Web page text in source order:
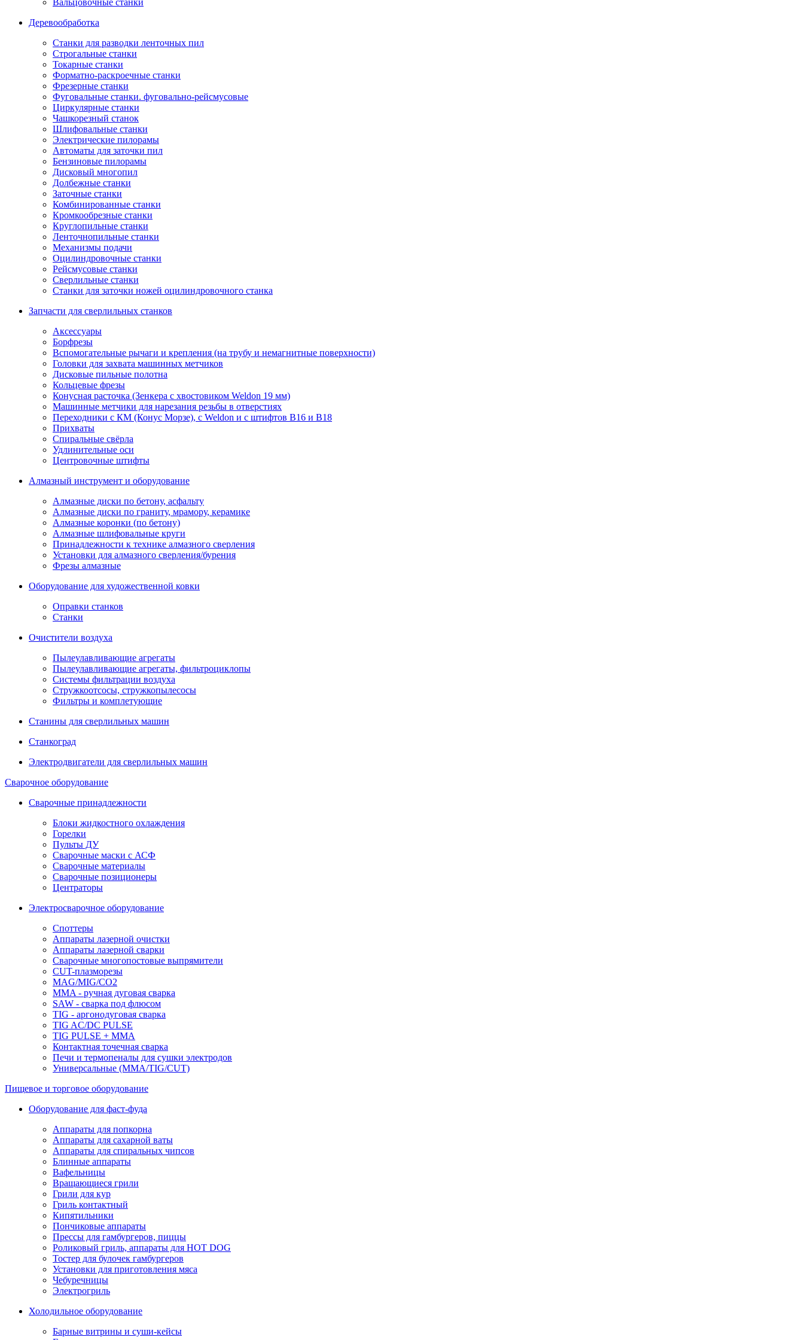
Вальцовочные станки
Деревообработка
Станки для разводки ленточных пил
Строгальные станки
Токарные станки
Форматно-раскроечные станки
Фрезерные станки
Фуговальные станки. фуговально-рейсмусовые
Циркулярные станки
Чашкорезный станок
Шлифовальные станки
Электрические пилорамы
Автоматы для заточки пил
Бензиновые пилорамы
Дисковый многопил
Долбежные станки
Заточные станки
Комбинированные станки
Кромкообрезные станки
Круглопильные станки
Ленточнопильные станки
Механизмы подачи
Оцилиндровочные станки
Рейсмусовые станки
Сверлильные станки
Станки для заточки ножей оцилиндровочного станка
Запчасти для сверлильных станков
Аксессуары
Борфрезы
Вспомогательные рычаги и крепления (на трубу и немагнитные поверхности)
Головки для захвата машинных метчиков
Дисковые пильные полотна
Кольцевые фрезы
Конусная расточка (Зенкера с хвостовиком Weldon 19 мм)
Машинные метчики для нарезания резьбы в отверстиях
Переходники с КМ (Конус Морзе), с Weldon и с штифтов В16 и В18
Прихваты
Спиральные свёрла
Удлинительные оси
Центровочные штифты
Алмазный инструмент и оборудование
Алмазные диски по бетону, асфальту
Алмазные диски по граниту, мрамору, керамике
Алмазные коронки (по бетону)
Алмазные шлифовальные круги
Принадлежности к технике алмазного сверления
Установки для алмазного сверления/бурения
Фрезы алмазные
Оборудование для художественной ковки
Оправки станков
Станки
Очистители воздуха
Пылеулавливающие агрегаты
Пылеулавливающие агрегаты, фильтроциклопы
Системы фильтрации воздуха
Стружкоотсосы, стружкопылесосы
Фильтры и комплетующие
Станины для сверлильных машин
Станкоград
Электродвигатели для сверлильных машин
Сварочное оборудование
Сварочные принадлежности
Блоки жидкостного охлаждения
Горелки
Пульты ДУ
Сварочные маски с АСФ
Сварочные материалы
Сварочные позиционеры
Центраторы
Электросварочное оборудование
Споттеры
Аппараты лазерной очистки
Аппараты лазерной сварки
Сварочные многопостовые выпрямители
CUT-плазморезы
MAG/MIG/CO2
MMA - ручная дуговая сварка
SAW - сварка под флюсом
TIG - аргонодуговая сварка
TIG AC/DC PULSE
TIG PULSE + MMA
Контактная точечная сварка
Печи и термопеналы для сушки электродов
Универсальные (MMA/TIG/CUT)
Пищевое и торговое оборудование
Оборудование для фаст-фуда
Аппараты для попкорна
Аппараты для сахарной ваты
Аппараты для спиральных чипсов
Блинные аппараты
Вафельницы
Вращающиеся грили
Грили для кур
Гриль контактный
Кипятильники
Пончиковые аппараты
Прессы для гамбургеров, пиццы
Роликовый гриль, аппараты для HOT DOG
Тостер для булочек гамбургеров
Установки для приготовления мяса
Чебуречницы
Электрогриль
Холодильное оборудование
Барные витрины и суши-кейсы